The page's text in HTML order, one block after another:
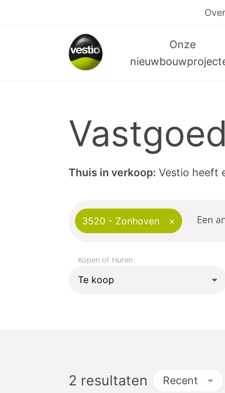
Onze
Thuis in verkoop: Vestio heeft
3520 - Zonhoven ×
Kopen of Huren
2 resultaten Recent